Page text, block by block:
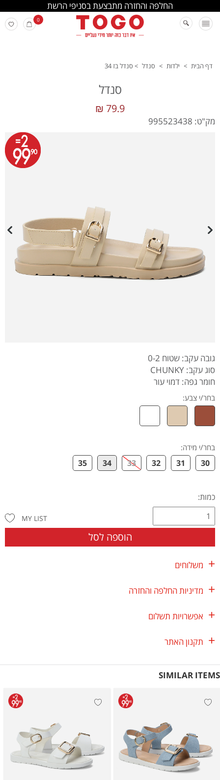
החלפה והחזרה מתבצעת בסניפי הרשת
0
דף הבית > ילדות > סנדל > סנדל בז 34
סנדל
79.9 ₪
מק"ט: 995523438
גובה עקב: שטוח 0-2
סוג עקב: CHUNKY
חומר גפה: דמוי עור
בחר/י צבע:
בחר/י מידה:
30
31
32
33
34
35
כמות:
הוספה לסל
MY LIST
משלוחים
מדיניות החלפה והחזרה
אפשרויות תשלום
תקנון האתר
SIMILAR ITEMS